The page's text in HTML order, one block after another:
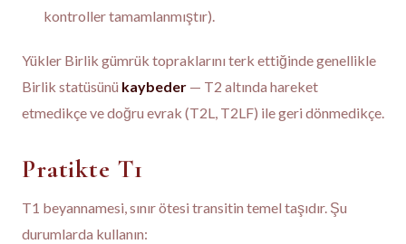
kontroller tamamlanmıştır).
Yükler Birlik gümrük topraklarını terk ettiğinde genellikle
Birlik statüsünü kaybeder — T2 altında hareket
etmedikçe ve doğru evrak (T2L, T2LF) ile geri dönmedikçe.
Pratikte T1
T1 beyannamesi, sınır ötesi transitin temel taşıdır. Şu
durumlarda kullanın: